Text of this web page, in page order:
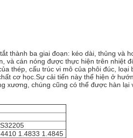
thành ba giai đoạn: kéo dài, thủng và
và cán nóng được thực hiện trên nhiệt
thép, cấu trúc vi mô của phôi đúc, loại
cơ học.Sự cải tiến này thể hiện ở
xương, chúng cũng có thể được hàn lại
1.4833 1.4845